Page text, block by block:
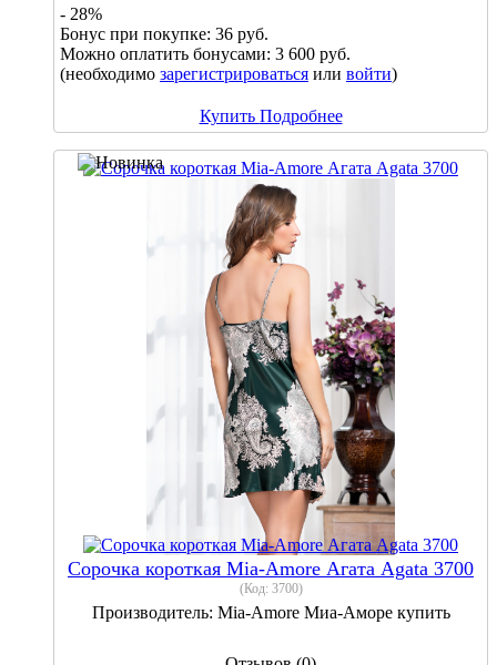
- 28%
Бонус при покупке: 36 руб.
Можно оплатить бонусами: 3 600 руб.
(необходимо зарегистрироваться или войти)
Купить Подробнее
Сорочка короткая Mia-Amore Агата Agata 3700
(Код: 3700)
Производитель: Mia-Amore Миа-Аморе купить